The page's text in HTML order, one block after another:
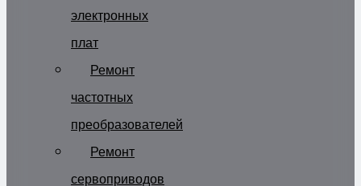
электронных
плат
Ремонт
частотных
преобразователей
Ремонт
сервоприводов